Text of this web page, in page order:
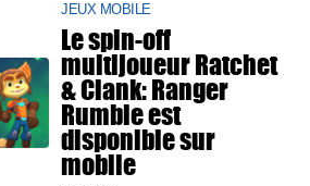
JEUX MOBILE
Le spin-off
multijoueur Ratchet
& Clank: Ranger
Rumble est
disponible sur
mobile